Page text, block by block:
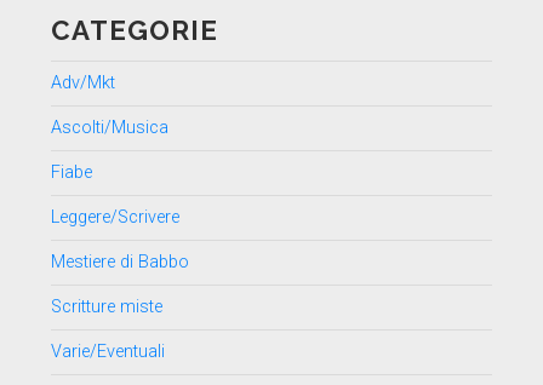
CATEGORIE
Adv/Mkt
Ascolti/Musica
Fiabe
Leggere/Scrivere
Mestiere di Babbo
Scritture miste
Varie/Eventuali